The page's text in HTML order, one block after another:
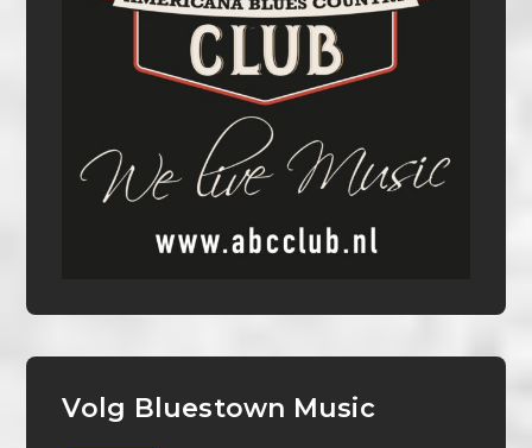
Volg Bluestown Music